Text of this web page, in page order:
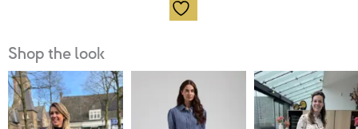
Shop the look
prijs
was:
Huidige
prijs
is: